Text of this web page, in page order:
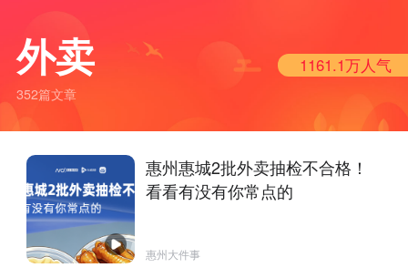
外卖
352篇文章
1161.1万人气
惠州惠城2批外卖抽检不合格！
看看有没有你常点的
惠州大件事